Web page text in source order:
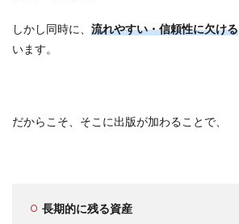
しかし同時に、 流れやすい・信頼性に欠ける
います。
だからこそ、そこに出版が加わることで、
長期的に残る資産